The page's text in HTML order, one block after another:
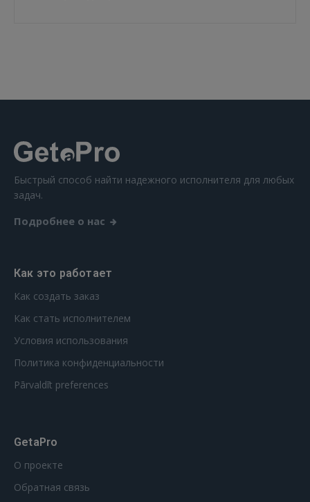
 Sign in with Apple
Быстрый способ найти надежного исполнителя для любых
задач.
Подробнее о нас
Как это работает
Как создать заказ
Как стать исполнителем
Условия использования
Политика конфиденциальности
Pārvaldīt preferences
GetaPro
О проекте
Обратная связь